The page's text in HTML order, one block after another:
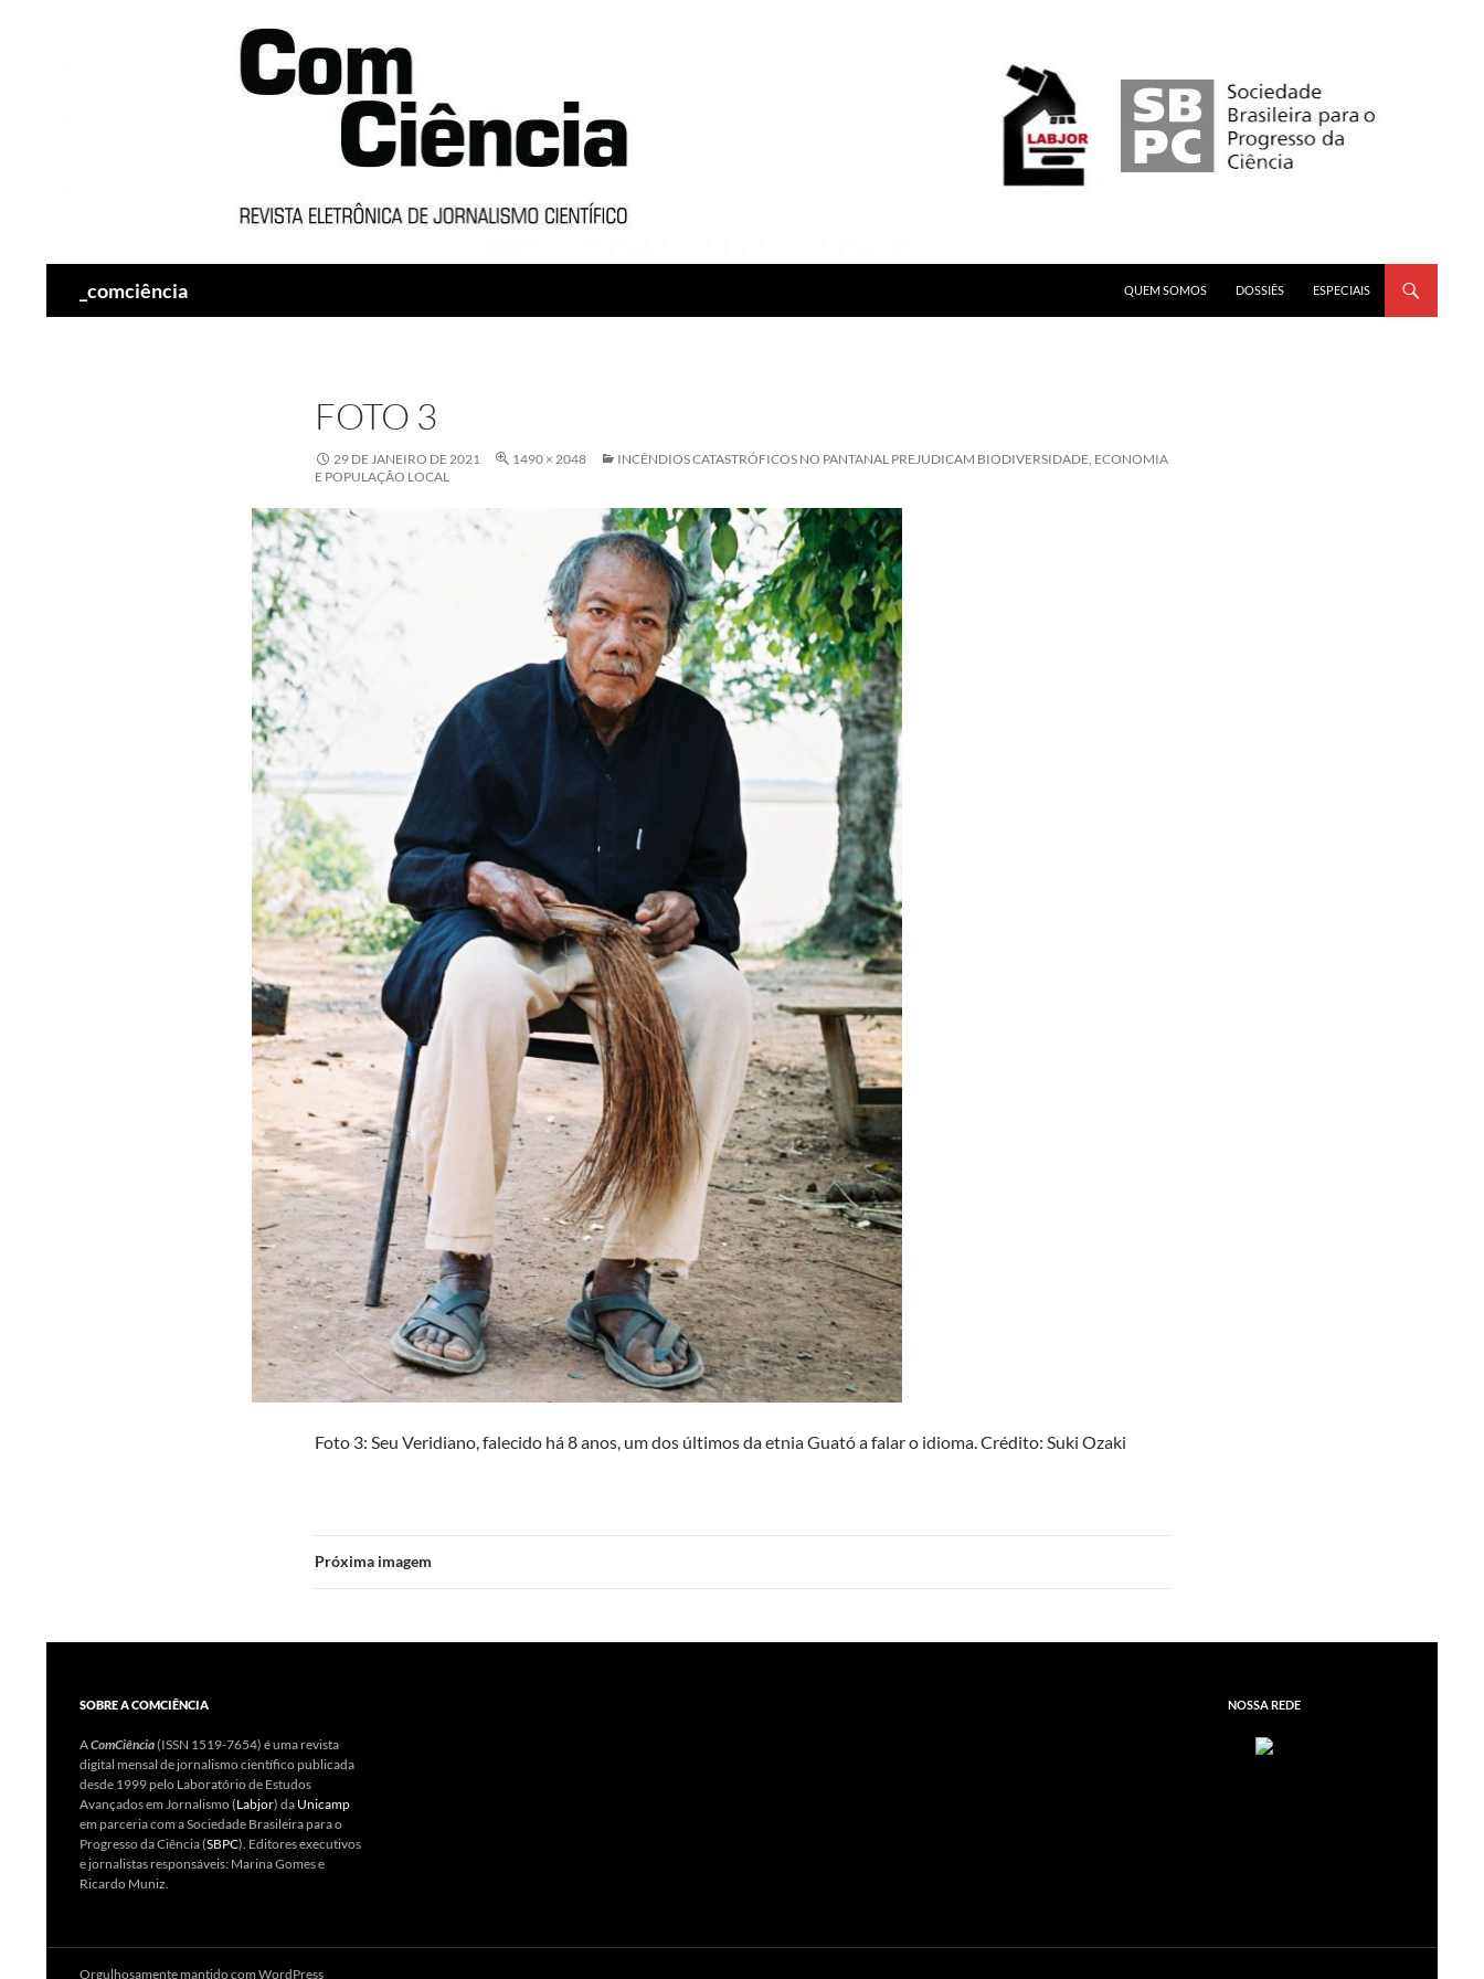
_comciência
QUEM SOMOS
DOSSIÊS ESPECIAIS
FOTO 3
29 DE JANEIRO DE 2021 1490 × 2048
INCÊNDIOS CATASTRÓFICOS NO PANTANAL PREJUDICAM BIODIVERSIDADE, ECONOMIA
E POPULAÇÃO LOCAL
Foto 3: Seu Veridiano, falecido há 8 anos, um dos últimos da etnia Guató a falar o idioma. Crédito: Suki Ozaki
Próxima imagem
SOBRE A COMCIÊNCIA
AComCiência(ISSN 1519-7654) é uma revista
digital mensal de jornalismo científico publicada
desde 1999 pelo Laboratório de Estudos
Avançados em Jornalismo (Labjor) da Unicamp
em parceria com a Sociedade Brasileira para o
Progresso da Ciência (SBPC). Editores executivos
e jornalistas responsáveis: Marina Gomes e
Ricardo Muniz.
NOSSA REDE
Orgulhosamente mantido com WordPress